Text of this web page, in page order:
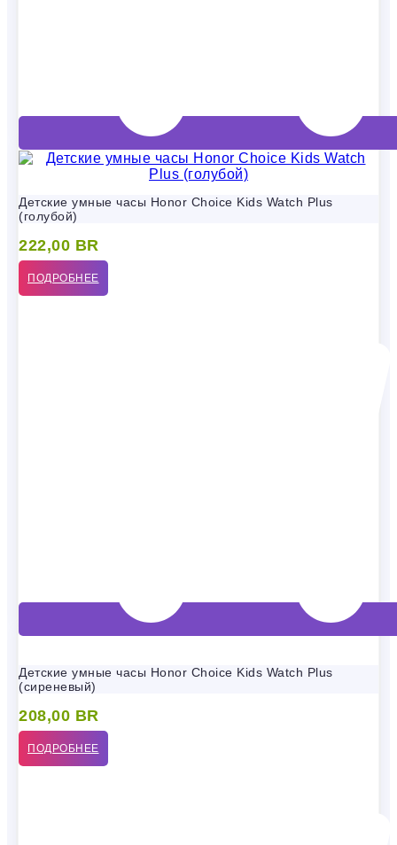
Детские умные часы Honor Choice Kids Watch Plus
(голубой)
222,00 BR
ПОДРОБНЕЕ
Детские умные часы Honor Choice Kids Watch Plus
(сиреневый)
208,00 BR
ПОДРОБНЕЕ